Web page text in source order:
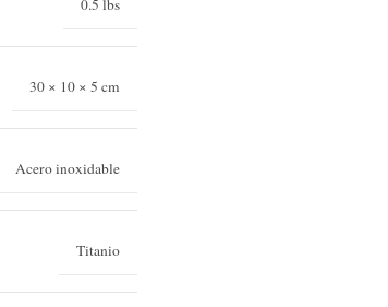
0.5 lbs
30 × 10 × 5 cm
Acero inoxidable
Titanio